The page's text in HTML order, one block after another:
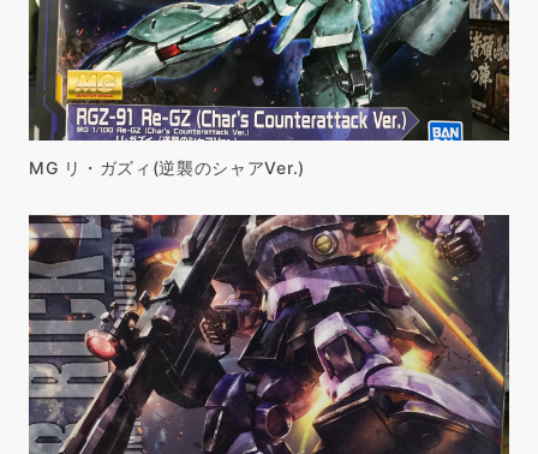
MG リ・ガズィ(逆襲のシャアVer.)